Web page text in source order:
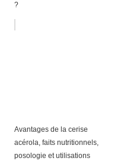
?
Avantages de la cerise
acérola, faits nutritionnels,
posologie et utilisations